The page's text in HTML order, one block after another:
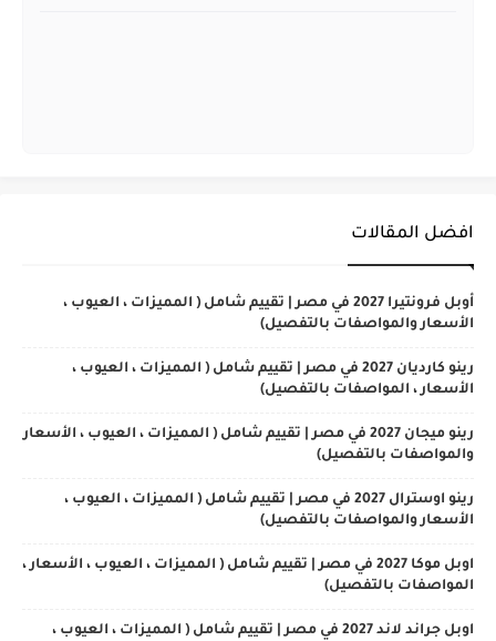
افضل المقالات
أوبل فرونتيرا 2027 في مصر | تقييم شامل ( المميزات ، العيوب ،
الأسعار والمواصفات بالتفصيل)
رينو كارديان 2027 في مصر | تقييم شامل ( المميزات ، العيوب ،
الأسعار ، المواصفات بالتفصيل)
رينو ميجان 2027 في مصر | تقييم شامل ( المميزات ، العيوب ، الأسعار
والمواصفات بالتفصيل)
رينو اوسترال 2027 في مصر | تقييم شامل ( المميزات ، العيوب ،
الأسعار والمواصفات بالتفصيل)
اوبل موكا 2027 في مصر | تقييم شامل ( المميزات ، العيوب ، الأسعار ،
المواصفات بالتفصيل)
اوبل جراند لاند 2027 في مصر | تقييم شامل ( المميزات ، العيوب ،